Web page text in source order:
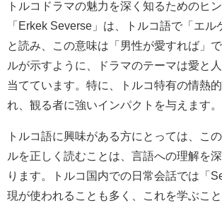
トルコドラマの魅力を深く知るためのヒン
「Erkek Severse」は、トルコ語で「エル
と読み、この意味は「男性が愛すれば」
ルが示すように、ドラマのテーマは愛と
当てています。特に、トルコ特有の情熱
れ、観る者に強いインパクトを与えます。
トルコ語に興味がある方にとっては、こ
ルを正しく読むことは、言語への理解を
ります。トルコ国内での日常会話では「
現が使われることも多く、これを学ぶこ